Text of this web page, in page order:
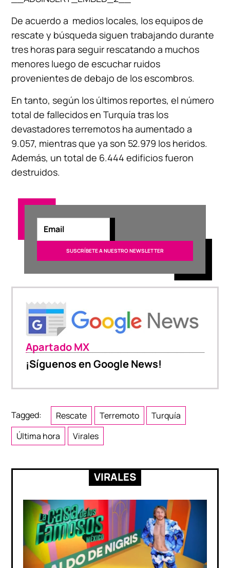
De acuerdo a medios locales, los equipos de
rescate y búsqueda siguen trabajando durante
tres horas para seguir rescatando a muchos
menores luego de escuchar ruidos
provenientes de debajo de los escombros.
En tanto, según los últimos reportes, el número
total de fallecidos en Turquía tras los
devastadores terremotos ha aumentado a
9.057, mientras que ya son 52.979 los heridos.
Además, un total de 6.444 edificios fueron
destruidos.
Apartado MX
¡Síguenos en Google News!
Tagged: Rescate Terremoto
Turquía
Última hora
Virales
VIRALES